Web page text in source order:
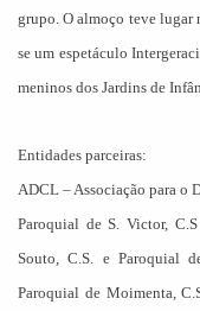
grupo. O almoço teve lugar
se um espetáculo
meninos dos Jardins de
Entidades parceiras:
ADCL – Associação para o
Paroquial de S. Victor,
Souto, C.S. e Paroquial
Paroquial de Moimenta,